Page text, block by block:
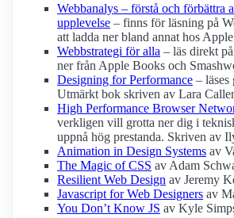
Webbanalys – förstå och förbättra
upplevelse – finns för läsning på
att ladda ner bland annat hos
Webbstrategi för alla – läs direkt
ner från Apple Books och
Designing for Performance – läses
Utmärkt bok skriven av Lara
High Performance Browser
verkligen vill grotta ner dig i
uppnå hög prestanda. Skriven av
Animation in Design Systems av
The Magic of CSS av Adam
Resilient Web Design av Jeremy
Javascript for Web Designers av
You Don’t Know JS av Kyle